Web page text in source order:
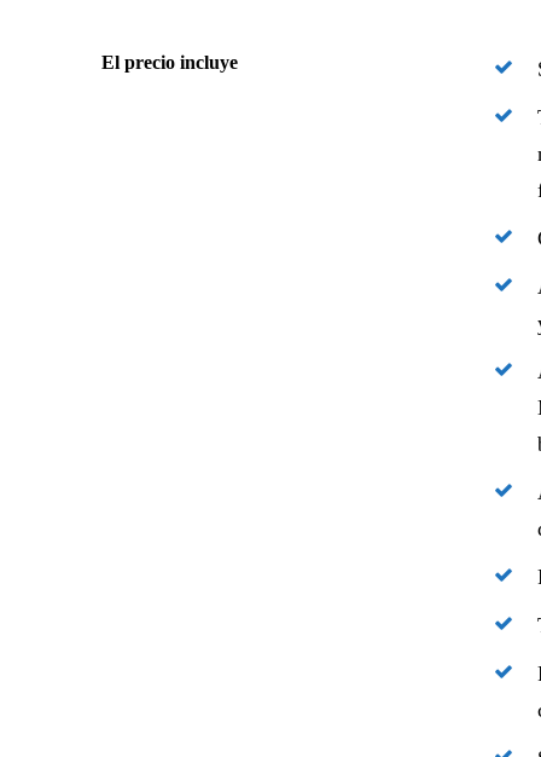
El precio incluye